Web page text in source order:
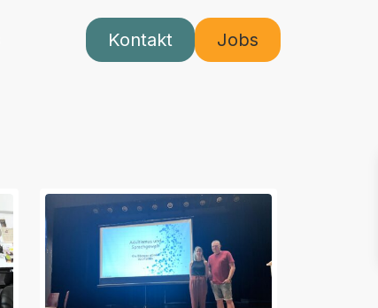
Kontakt Jobs